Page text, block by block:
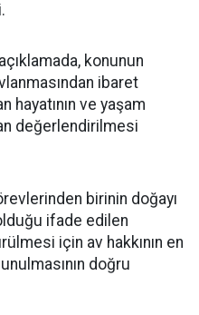
konunun
ibaret
hayatının ve yaşam
değerlendirilmesi
birinin doğayı
ifade edilen
için av hakkının en
doğru